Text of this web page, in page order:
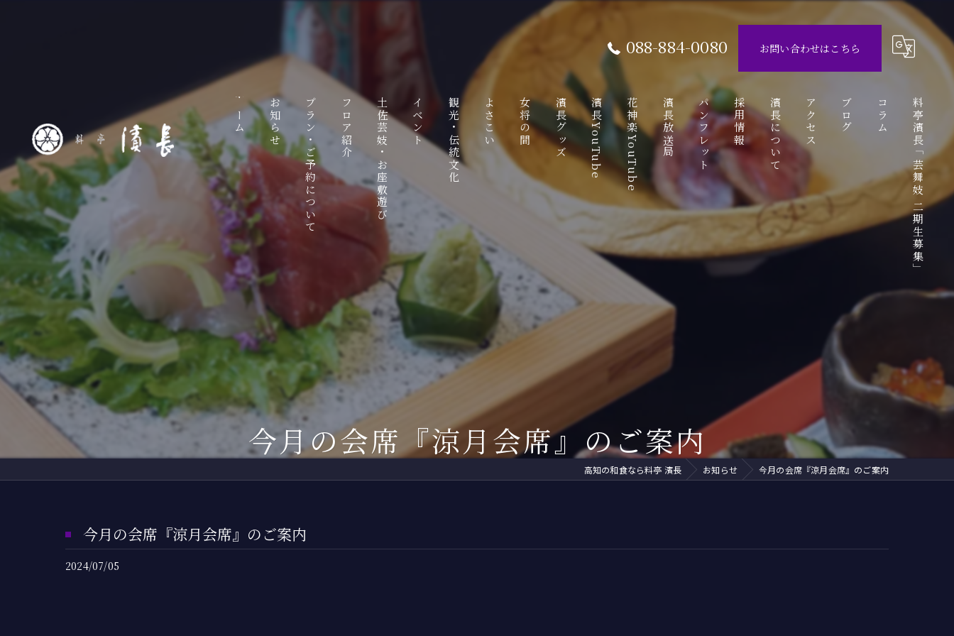
088-884-0080 お問い合わせはこちら
ホーム お知らせ プラン・ご予約について
ランチ
ディナー
さくら茶屋
二次会先のご案内
仲間や家族を祝う
鏡川床涼風プラン
フロア紹介
2F
3F
土佐芸妓・お座敷遊び
土佐芸妓
土佐のお座敷遊び
自由民権
地方
イベント 観光・伝統文化
観光特使
濱長流・土佐の観光紹介
よさこい 女将の間 濱長グッズ
八千朗出汁
お座敷遊びグッズ
美味しいお土産
CD・DVD
こぶ茶・梅こぶ茶
濱長YouTube 花神楽YouTube 濱長放送局
動画
パンフレット 採用情報
アルバイト応募フォーム
濱長について
舞妓
接待
アクセス ブログ コラム 料亭濱長「芸舞妓 二期生募集」
今月の会席『涼月会席』のご案内
高知の和食なら料亭 濱長 お知らせ 今月の会席『涼月会席』のご案内
今月の会席『涼月会席』のご案内
2024/07/05